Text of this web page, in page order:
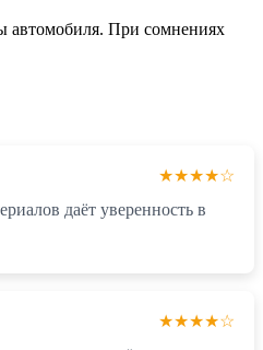
автомобиля. При сомнениях
★★★★☆
даёт уверенность в
★★★★☆